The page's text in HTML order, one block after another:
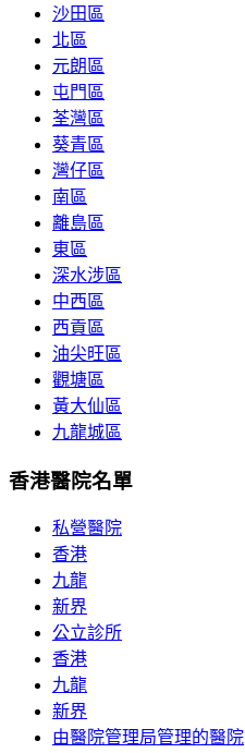
沙田區
北區
元朗區
屯門區
荃灣區
葵青區
灣仔區
南區
離島區
東區
深水涉區
中西區
西貢區
油尖旺區
觀塘區
黃大仙區
九龍城區
香港醫院名單
私營醫院
香港
九龍
新界
公立診所
香港
九龍
新界
由醫院管理局管理的醫院